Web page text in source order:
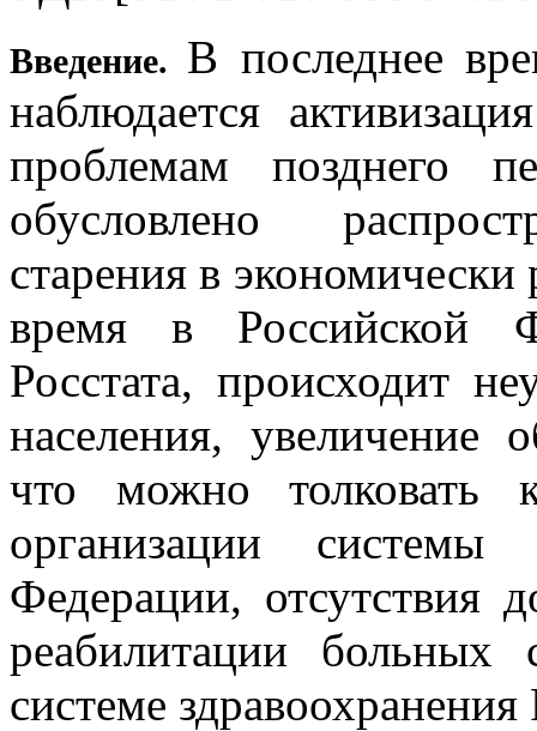
Введение. В последнее
наблюдается
проблемам позднего
обусловлено
старения в
время в Российской
Росстата, происходит
населения, увеличение
что можно толковать
организации системы
Федерации, отсутствия
реабилитации
системе